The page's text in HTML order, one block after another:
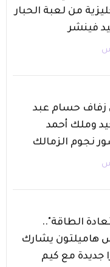
من لعبة الحبار
فينشر
زفاف حسام عبد
وملك أحمد
نجوم الزمالك
الطاقة"..
هاميلتون يشارك
جديدة مع كيم